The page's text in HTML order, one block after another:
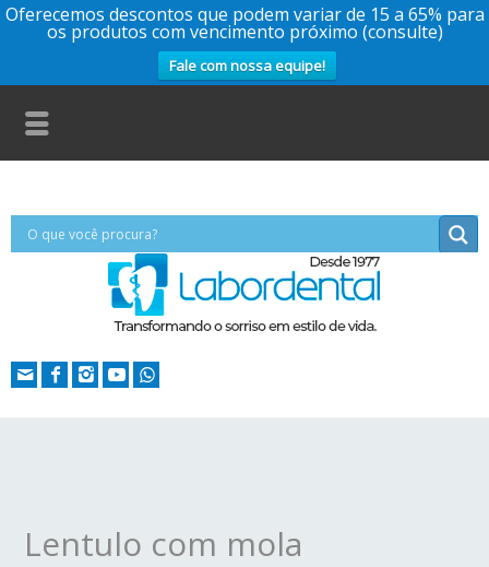
Oferecemos descontos que podem variar de 15 a 65% para
os produtos com vencimento próximo (consulte)
Fale com nossa equipe!
Lentulo com mola